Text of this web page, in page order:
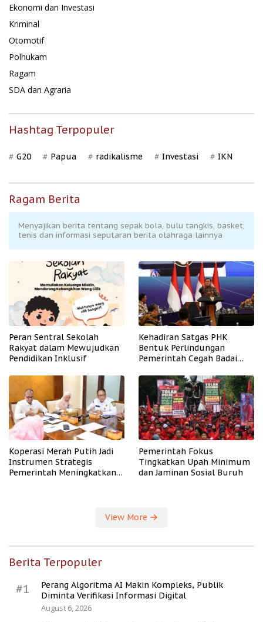
Ekonomi dan Investasi
Kriminal
Otomotif
Polhukam
Ragam
SDA dan Agraria
Hashtag Terpopuler
G20 Papua radikalisme Investasi IKN
Ragam Berita
Menyajikan berita tentang sepak bola, bulu tangkis, basket,
tenis dan informasi seputaran berita olahraga lainnya
Peran Sentral Sekolah
Rakyat dalam Mewujudkan
Pendidikan Inklusif
Kehadiran Satgas PHK
Bentuk Perlindungan
Pemerintah Cegah Badai
Koperasi Merah Putih Jadi
Instrumen Strategis
Pemerintah Meningkatkan
Pemerintah Fokus
Tingkatkan Upah Minimum
dan Jaminan Sosial Buruh
View More
Berita Terpopuler
#1
Perang Algoritma AI Makin Kompleks, Publik
Diminta Verifikasi Informasi Digital
August 6, 2026